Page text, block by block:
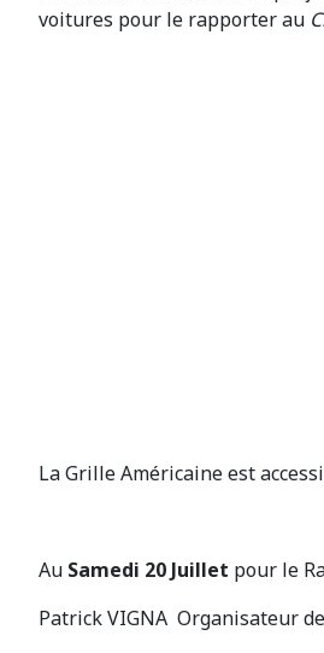
voitures pour le rapporter au
La Grille Américaine est
Au Samedi 20 Juillet pour le
Patrick VIGNA Organisateur